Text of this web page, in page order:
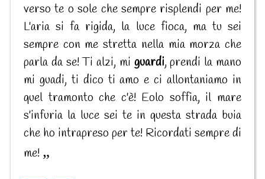
verso te o sole che sempre risplendi per me!
L'aria si fa rigida, la luce fioca, ma tu sei
sempre con me stretta nella mia morza che
parla da se! Ti alzi, mi guardi, prendi la mano
mi guadi, ti dico ti amo e ci allontaniamo in
quel tramonto che c'è! Eolo soffia, il mare
s'infuria la luce sei te in questa strada buia
che ho intrapreso per te! Ricordati sempre di
me!